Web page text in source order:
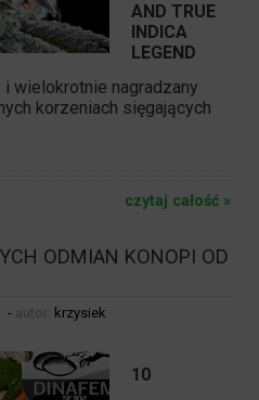
AND TRUE
INDICA
LEGEND
i wielokrotnie nagradzany
korzeniach sięgających
czytaj całość »
ODMIAN KONOPI OD
- autor: krzysiek
10